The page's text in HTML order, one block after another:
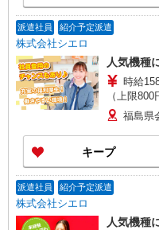
派遣社員 紹介予定派遣
株式会社シエロ
人気機種
時給
（上限800円/日） ゜+゜・
○。・゜+゜
を紹介頂く
回払い・
+゜・。○。
福島県
キープ
派遣社員 紹介予定派遣
株式会社シエロ
人気機種